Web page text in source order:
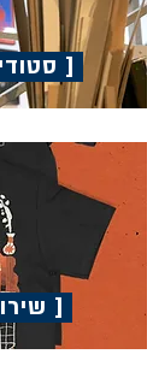
[ סטודיו פתוח להדפס ]
[ שירותי דפוס רשת ]